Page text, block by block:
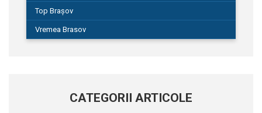
Top Brașov
Vremea Brasov
CATEGORII ARTICOLE